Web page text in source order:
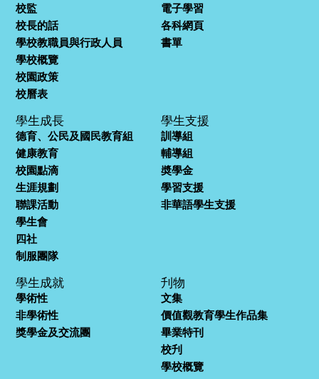
校監
校長的話
學校教職員與行政人員
學校概覽
校園政策
校曆表
電子學習
各科網頁
書單
學生成長
德育、公民及國民教育組
健康教育
校園點滴
生涯規劃
聯課活動
學生會
四社
制服團隊
學生支援
訓導組
輔導組
奬學金
學習支援
非華語學生支援
學生成就
學術性
非學術性
獎學金及交流團
刋物
文集
價值觀教育學生作品集
畢業特刊
校刋
學校概覽